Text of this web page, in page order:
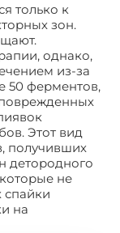
только к
зон.
однако,
из-за
50 ферментов,
поврежденных
Этот вид
получивших
детородного
не
спайки
на